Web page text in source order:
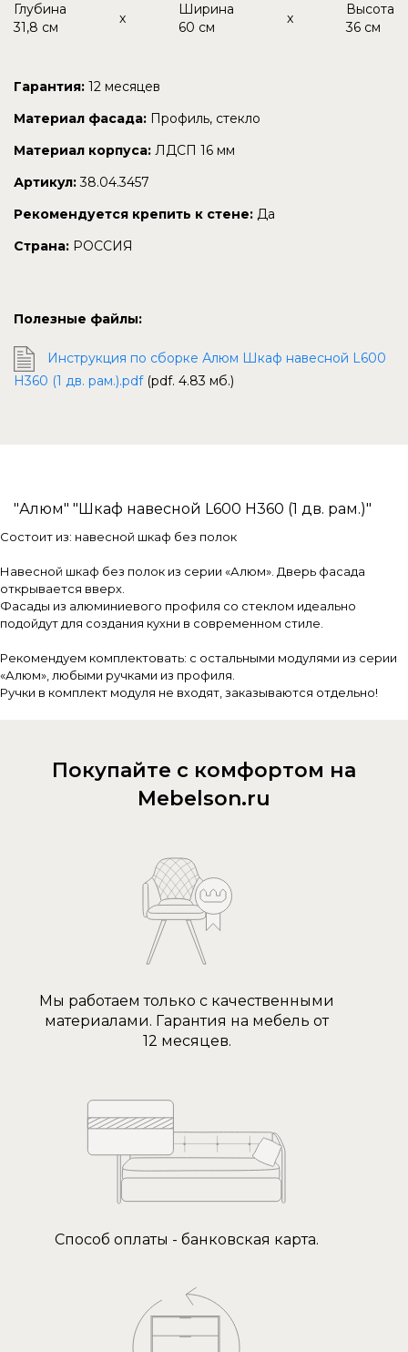
"Алюм" "Шкаф навесной L600 Н360 (1 дв. рам.)"
Глубина
31,8 см
x
Ширина
60 см
x
Высота
36 см
Гарантия: 12 месяцев
Материал фасада: Профиль, стекло
Материал корпуса: ЛДСП 16 мм
Артикул: 38.04.3457
Рекомендуется крепить к стене: Да
Страна: РОССИЯ
Полезные файлы:
Инструкция по сборке Алюм Шкаф навесной L600
Н360 (1 дв. рам.).pdf (pdf. 4.83 мб.)
Состоит из: навесной шкаф без полок
Навесной шкаф без полок из серии «Алюм». Дверь фасада
открывается вверх.
Фасады из алюминиевого профиля со стеклом идеально
подойдут для создания кухни в современном стиле.
Рекомендуем комплектовать: с остальными модулями из серии
«Алюм», любыми ручками из профиля.
Ручки в комплект модуля не входят, заказываются отдельно!
Покупайте с комфортом на
Mebelson.ru
Мы работаем только с качественными
материалами. Гарантия на мебель от
12 месяцев.
Способ оплаты - банковская карта.